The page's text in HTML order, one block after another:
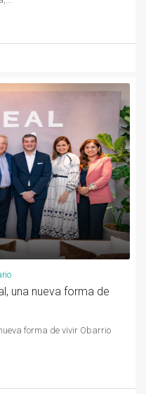
una nueva forma de
forma de vivir Obarrio